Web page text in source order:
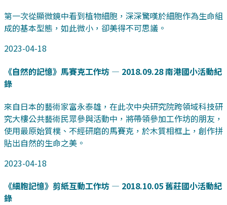
第一次從顯微鏡中看到植物細胞，深深驚嘆於細胞作為生命組
成的基本型態，如此微小，卻美得不可思議。
2023-04-18
《自然的記憶》馬賽克工作坊 — 2018.09.28 南港國小活動紀
錄
來自日本的藝術家富永泰雄，在此次中央研究院跨領域科技研
究大樓公共藝術民眾參與活動中，將帶領參加工作坊的朋友，
使用最原始質樸、不經研磨的馬賽克，於木質相框上，創作拼
貼出自然的生命之美。
2023-04-18
《細胞記憶》剪紙互動工作坊 — 2018.10.05 舊莊國小活動紀
錄